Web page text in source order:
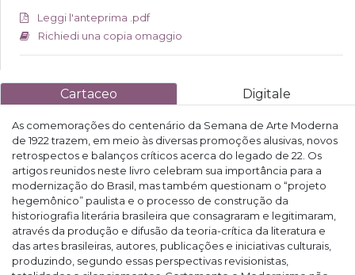
Leggi l'anteprima .pdf
Richiedi una copia omaggio
Cartaceo Digitale
As comemorações do centenário da Semana de Arte Moderna
de 1922 trazem, em meio às diversas promoções alusivas, novos
retrospectos e balanços críticos acerca do legado de 22. Os
artigos reunidos neste livro celebram sua importância para a
modernização do Brasil, mas também questionam o “projeto
hegemônico” paulista e o processo de construção da
historiografia literária brasileira que consagraram e legitimaram,
através da produção e difusão da teoria-crítica da literatura e
das artes brasileiras, autores, publicações e iniciativas culturais,
produzindo, segundo essas perspectivas revisionistas,